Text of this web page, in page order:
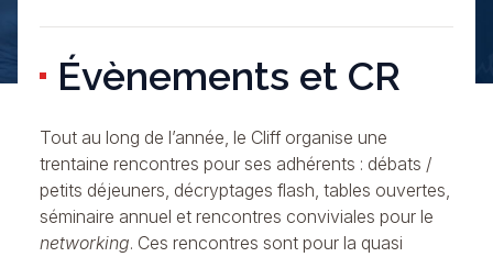
d'Ariane
Évènements et CR
Tout au long de l’année, le Cliff organise une
trentaine rencontres pour ses adhérents : débats /
petits déjeuners, décryptages flash, tables ouvertes,
séminaire annuel et rencontres conviviales pour le
networking. Ces rencontres sont pour la quasi